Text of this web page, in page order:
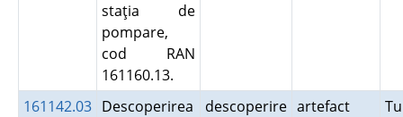
staţia de
pompare,
cod RAN
161160.13.
161142.03 Descoperirea
descoperire artefact